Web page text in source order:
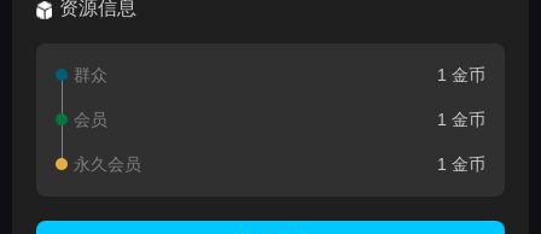
资源信息
群众 1 金币
会员 1 金币
永久会员 1 金币